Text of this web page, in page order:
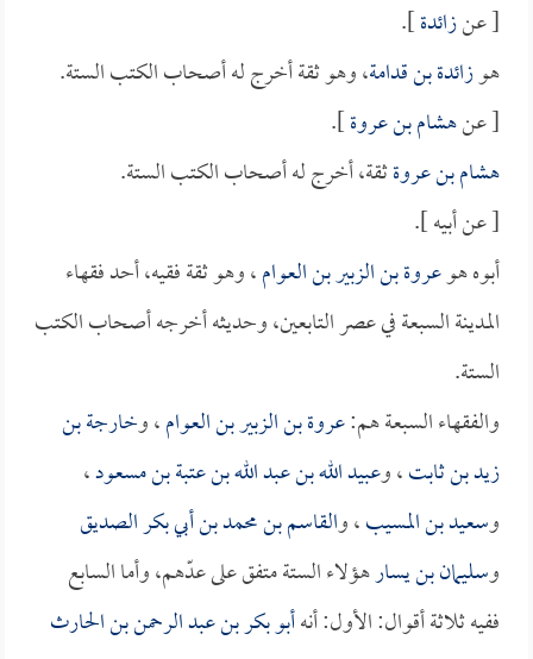
[ عنزائدة].
هوزائدة بن قدامة، وهو ثقة أخرج له أصحاب الكتب الستة.
[ عنهشام بن عروة].
هشام بن عروةثقة، أخرج له أصحاب الكتب الستة.
[ عن أبيه ].
أبوه هوعروة بن الزبير بن العوام، وهو ثقة فقيه، أحد فقهاء
المدينة السبعة في عصر التابعين، وحديثه أخرجه أصحاب الكتب
الستة.
والفقهاء السبعة هم:عروة بن الزبير بن العوام، وخارجة بن
زيد بن ثابت، وعبيد الله بن عبد الله بن عتبة بن مسعود،
وسعيد بن المسيب، والقاسم بن محمد بن أبي بكر الصديق
وسليمان بن يسارهؤلاء الستة متفق على عدّهم، وأما السابع
ففيه ثلاثة أقوال: الأول: أنهأبو بكر بن عبد الرحمن بن الحارث